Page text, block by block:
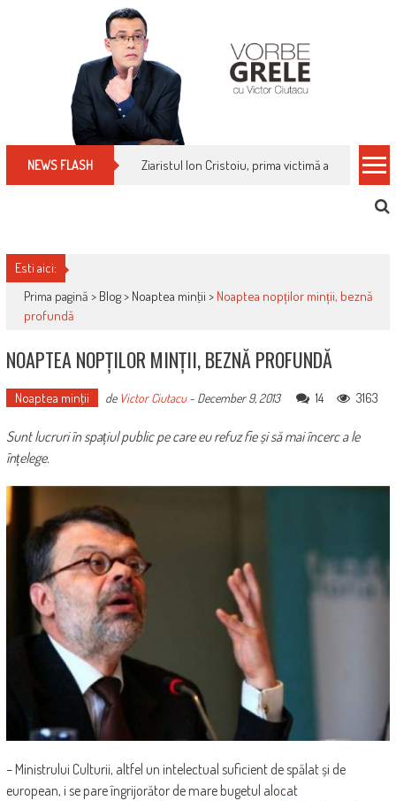
NEWS FLASH Ziaristul Ion Cristoiu, prima victimă a noi
Esti aici:
Prima pagină > Blog> Noaptea minţii > Noaptea nopților minții, beznă
profundă
NOAPTEA NOPȚILOR MINȚII, BEZNĂ PROFUNDĂ
Noaptea minţii de Victor Ciutacu- December 9, 2013 14 3163
Sunt lucruri în spațiul public pe care eu refuz fie și să mai încerc a le
înțelege.
– Ministrului Culturii, altfel un intelectual suficient de spălat și de
european, i se pare îngrijorător de mare bugetul alocat